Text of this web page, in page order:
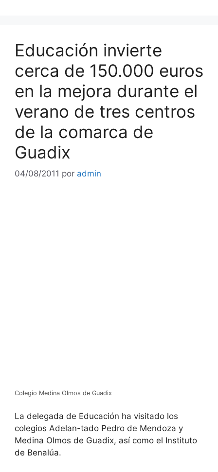
Educación invierte
cerca de 150.000 euros
en la mejora durante el
verano de tres centros
de la comarca de
Guadix
04/08/2011 por admin
Colegio Medina Olmos de Guadix
La delegada de Educación ha visitado los
colegios Adelan-tado Pedro de Mendoza y
Medina Olmos de Guadix, así como el Instituto
de Benalúa.